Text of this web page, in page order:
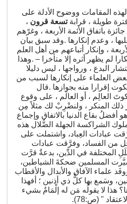
لهذه المقامات ووضوح الأدلة على
فترة طويلة ، قرابةتسعة قرون ،
باتفاق الأئمة الأربعة ، وغرّهم
عليها ، وعدم إنكارها .وقد سبق بيان
، وإنكار أتباعهم من أهل العلم
لم يظهر أثره إلا متأخرا – .وهذا
البدع ، ورواجها ، ليس دليلا
العلماء على إنكارها لسبب من
إقرارا منه بجوازها .قال
العالِم ، أو العالَم ، على وقوع
ذلك المنكر ، ولنضْرِبْ لك مثلاً مِن
أفضلُ بقاع الدنيا بالاتفاق وإجماع
الشراكسة الجهلة الضُّلال هذه
عبادات العِباد، واشتملت على
من الفساد، وفرَّقت عبادات
المختلفة في الدِّين، بدعةٌ قرَّت
المسلمين ضحكةَ الشياطين،
علماء الآفاق والأبدال والأقطاب
وسَمع بها كلُّ ذي أذنين ؛ أفهذا
هذا لا يقولُه مَن له إلْمَامٌ بشيء
" (ص:78).